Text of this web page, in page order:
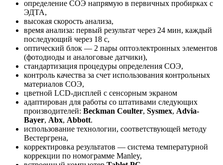
определение СОЭ напрямую в первичных пробирках с
ЭДТА,
высокая скорость анализа,
время анализа: первый результат через 24 мин, каждый
последующий через 18 с,
оптический блок — 2 пары оптоэлектронных элементов
(фотодиоды и аналоговые датчики),
стандартизация процедуры определения СОЭ,
контроль качества за счет использования контрольных
материалов СОЭ,
цветной LCD-дисплей с сенсорным экраном
адаптирован для работы со штативами следующих
производителей: Beckman Coulter, Sysmex, Advia-
Bayer, Abx, Abbott.
использование технологии, соответствующей методу
Вестергрена,
корректировка результатов — система температурной
коррекции по номограмме Manley,